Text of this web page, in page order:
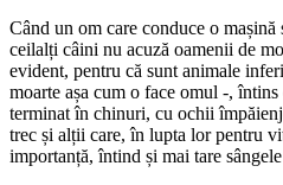
Când un om care conduce o mașină
ceilalți câini nu acuză oamenii de
evident, pentru că sunt animale
moarte așa cum o face omul -,
terminat în chinuri, cu ochii
trec și alții care, în lupta lor pentru
importanță, întind și mai tare